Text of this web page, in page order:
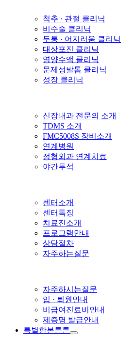
척추 · 관절 클리닉
비수술 클리닉
두통 · 어지러움 클리닉
대상포진 클리닉
영양수액 클리닉
문제성발톱 클리닉
성장 클리닉
신장내과 전문의 소개
TDMS 소개
FMC5008S 장비소개
연계병원
정형외과 연계치료
야간투석
센터소개
센터특징
치료진소개
프로그램안내
상담절차
자주하는질문
자주하시는질문
입 · 퇴원안내
비급여진료비안내
제증명 발급안내
특별한본튼튼